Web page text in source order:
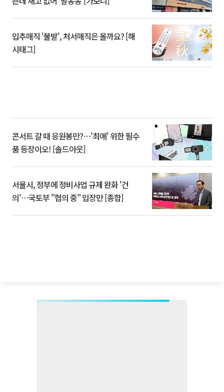
입추매직 '불발', 처서매직은 올까요? [해
시태그]
콘서트 갈 때 응원봉만?⋯'최애' 위한 필수
품 등장이오! [솔드아웃]
서울시, 정부에 정비사업 규제 완화 '건
의'⋯국토부 "협의 중" 입장만 [종합]